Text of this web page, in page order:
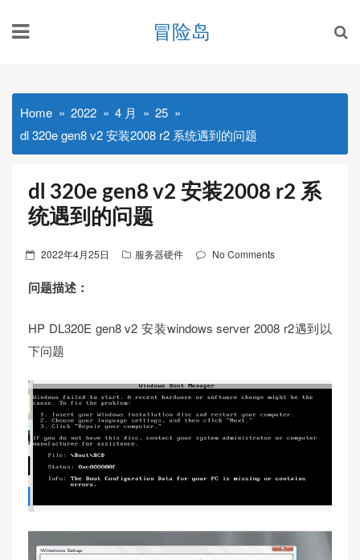
冒险岛
Home 2022 4 月
25
dl 320e gen8 v2 安装2008 r2 系统遇到的问题
dl 320e gen8 v2 安装2008 r2 系
统遇到的问题
Posted
2022年4月25日 服务器硬件 No Comments
问题描述：
HP DL320E gen8 v2 安装windows server 2008 r2遇到以
下问题